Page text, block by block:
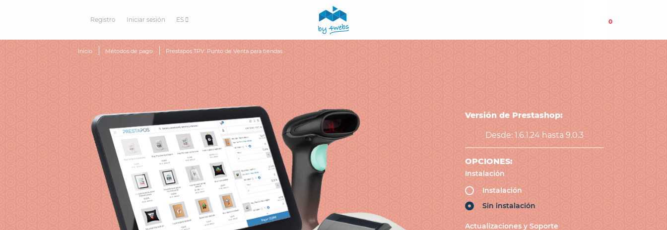
0
Registro Iniciar sesión ES
Inicio Métodos de pago Prestapos TPV: Punto de Venta para tiendas
Versión de Prestashop:
Desde: 1.6.1.24 hasta 9.0.3
OPCIONES:
Instalación
Instalación
Sin instalación
Actualizaciones y Soporte